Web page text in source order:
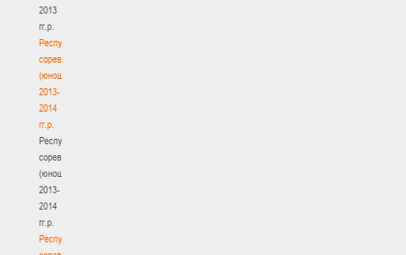
2013
гг.р.
Республиканские
соревнования
(юноши)
2013-
2014
гг.р.
Республиканские
соревнования
(юноши)
2013-
2014
гг.р.
Республиканские